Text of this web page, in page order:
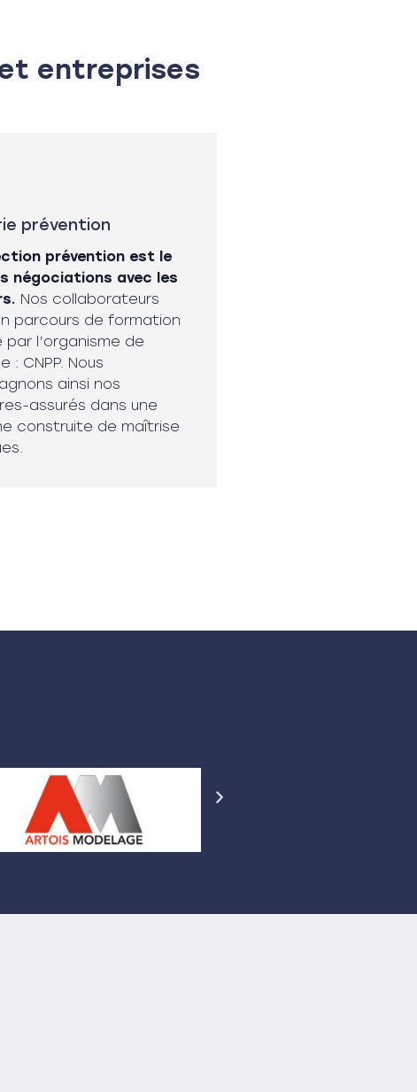
entreprises
prévention
prévention est le
négociations avec les
Nos collaborateurs
parcours de formation
par l’organisme de
: CNPP. Nous
ainsi nos
assurés dans une
construite de maîtrise